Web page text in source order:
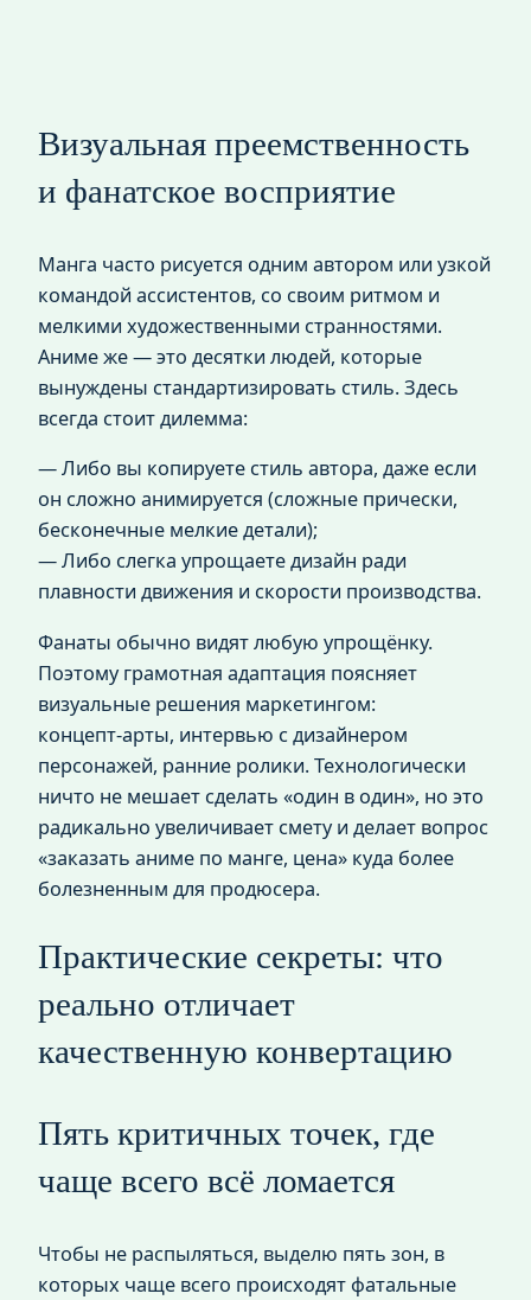
Визуальная преемственность
и фанатское восприятие
Манга часто рисуется одним автором или узкой
командой ассистентов, со своим ритмом и
мелкими художественными странностями.
Аниме же — это десятки людей, которые
вынуждены стандартизировать стиль. Здесь
всегда стоит дилемма:
— Либо вы копируете стиль автора, даже если
он сложно анимируется (сложные прически,
бесконечные мелкие детали);
— Либо слегка упрощаете дизайн ради
плавности движения и скорости производства.
Фанаты обычно видят любую упрощёнку.
Поэтому грамотная адаптация поясняет
визуальные решения маркетингом:
концепт‑арты, интервью с дизайнером
персонажей, ранние ролики. Технологически
ничто не мешает сделать «один в один», но это
радикально увеличивает смету и делает вопрос
«заказать аниме по манге, цена» куда более
болезненным для продюсера.
Практические секреты: что
реально отличает
качественную конвертацию
Пять критичных точек, где
чаще всего всё ломается
Чтобы не распыляться, выделю пять зон, в
которых чаще всего происходят фатальные